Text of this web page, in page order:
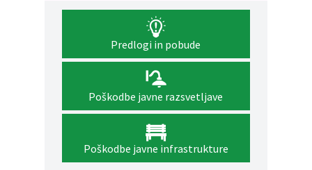
Predlogi in pobude
Poškodbe javne razsvetljave
Poškodbe javne infrastrukture